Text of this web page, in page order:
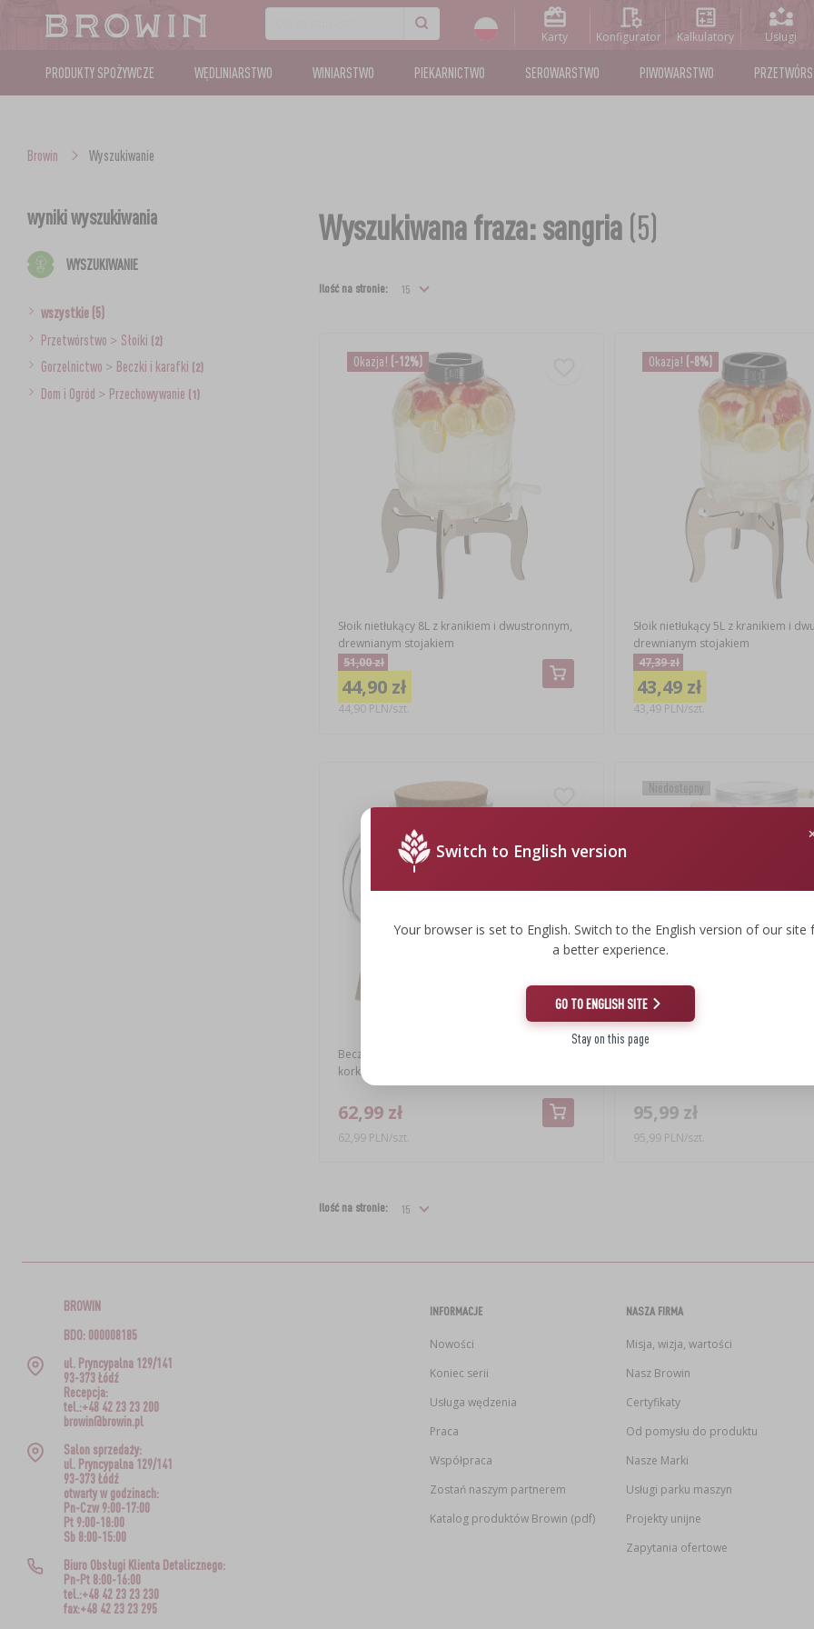
Karty Konfigurator Kalkulatory Usługi
PRODUKTY SPOŻYWCZE WĘDLINIARSTWO WINIARSTWO PIEKARNICTWO SEROWARSTWO PIWOWARSTWO
Browin Wyszukiwanie
wyniki wyszukiwania
WYSZUKIWANIE
wszystkie (5)
Przetwórstwo > Słoiki (2)
Gorzelnictwo > Beczki i karafki (2)
Dom i Ogród > Przechowywanie (1)
Wyszukiwana fraza: sangria(5)
Ilość na stronie:
Okazja! (-12%)
Słoik nietłukący 8L z kranikiem i dwustronnym,
drewnianym stojakiem
51,00 zł
44,90 zł
44,90 PLN/szt.
Okazja! (-8%)
Słoik nietłukący 5L z kranikiem i
drewnianym stojakiem
47,39 zł
43,49 zł
43,49 PLN/szt.
Beczułka 3 L szklana, z szerokim wlewem,
korkiem, podstawką i kranikiem
62,99 zł
62,99 PLN/szt.
95,99 zł
95,99 PLN/szt.
Ilość na stronie:
Switch to English version
Your browser is set to English. Switch to the English version of our site
a better experience.
GO TO ENGLISH SITE
Stay on this page
BROWIN
BDO: 000008185
ul. Pryncypalna 129/141
93-373 Łódź
Recepcja:
tel.:+48 42 23 23 200
browin@browin.pl
Salon sprzedaży:
ul. Pryncypalna 129/141
93-373 Łódź
otwarty w godzinach:
Pn-Czw 9:00-17:00
Pt 9:00-18:00
Sb 8:00-15:00
Biuro Obsługi Klienta Detalicznego:
Pn-Pt 8:00-16:00
tel.:+48 42 23 23 230
fax:+48 42 23 23 295
INFORMACJE
Nowości
Koniec serii
Usługa wędzenia
Praca
Współpraca
Zostań naszym partnerem
Katalog produktów Browin (pdf)
NASZA FIRMA
Misja, wizja, wartości
Nasz Browin
Certyfikaty
Od pomysłu do produktu
Nasze Marki
Usługi parku maszyn
Projekty unijne
Zapytania ofertowe